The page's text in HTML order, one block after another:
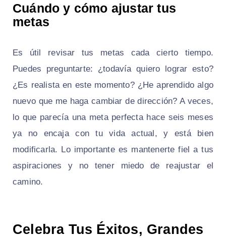
Cuándo y cómo ajustar tus
metas
Es útil revisar tus metas cada cierto tiempo.
Puedes preguntarte: ¿todavía quiero lograr esto?
¿Es realista en este momento? ¿He aprendido algo
nuevo que me haga cambiar de dirección? A veces,
lo que parecía una meta perfecta hace seis meses
ya no encaja con tu vida actual, y está bien
modificarla. Lo importante es mantenerte fiel a tus
aspiraciones y no tener miedo de reajustar el
camino.
Celebra Tus Éxitos, Grandes